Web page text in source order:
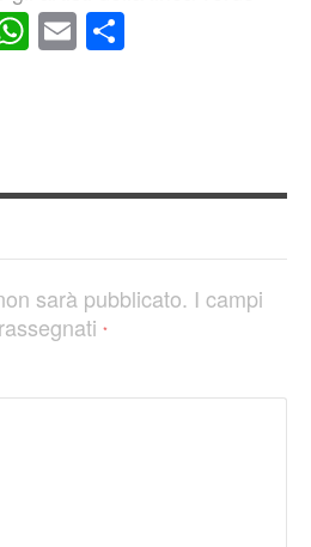
WhatsApp
Email
sarà pubblicato. I campi
*